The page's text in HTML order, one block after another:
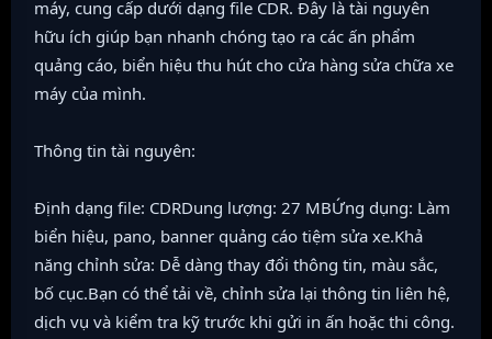
máy, cung cấp dưới dạng file CDR. Đây là tài nguyên
hữu ích giúp bạn nhanh chóng tạo ra các ấn phẩm
quảng cáo, biển hiệu thu hút cho cửa hàng sửa chữa xe
máy của mình.
Thông tin tài nguyên:
Định dạng file: CDRDung lượng: 27 MBỨng dụng: Làm
biển hiệu, pano, banner quảng cáo tiệm sửa xe.Khả
năng chỉnh sửa: Dễ dàng thay đổi thông tin, màu sắc,
bố cục.Bạn có thể tải về, chỉnh sửa lại thông tin liên hệ,
dịch vụ và kiểm tra kỹ trước khi gửi in ấn hoặc thi công.